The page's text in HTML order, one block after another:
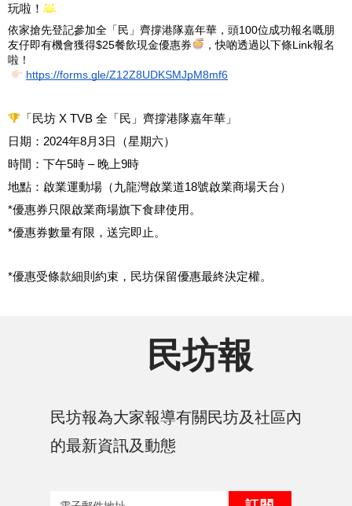
玩啦！
依家搶先登記參加全「民」齊撐港隊嘉年華，頭100位成功報名嘅朋
友仔即有機會獲得$25餐飲現金優惠券 ，快啲透過以下條Link報名
啦！
https://forms.gle/Z12Z8UDKSMJpM8mf6
「民坊 X TVB 全「民」齊撐港隊嘉年華」
日期：2024年8月3日（星期六）
時間：下午5時 – 晚上9時
地點：啟業運動場（九龍灣啟業道18號啟業商場天台）
*優惠券只限啟業商場旗下食肆使用。
*優惠券數量有限，送完即止。
*優惠受條款細則約束，民坊保留優惠最終決定權。
民坊報
民坊報為大家報導有關民坊及社區內
的最新資訊及動態